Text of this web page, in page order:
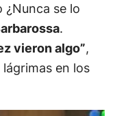
¿Nunca se lo
.
vieron algo”,
en los